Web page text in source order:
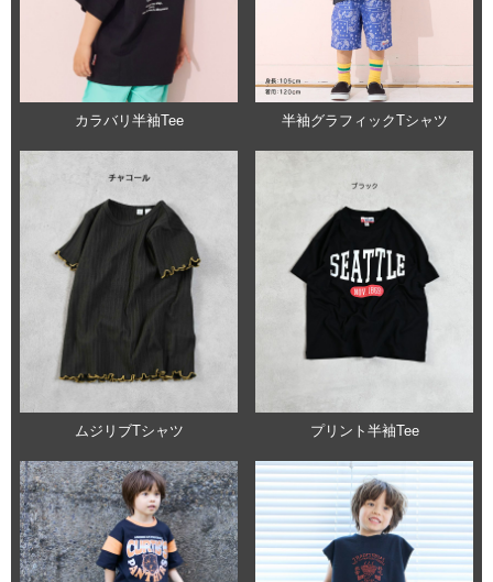
カラバリ半袖Tee 半袖グラフィックTシャツ
ムジリブTシャツ プリント半袖Tee